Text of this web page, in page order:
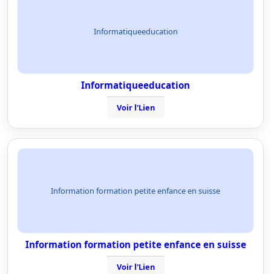
Informatiqueeducation
Informatiqueeducation
Voir l'Lien
Information formation petite enfance en suisse
Information formation petite enfance en suisse
Voir l'Lien